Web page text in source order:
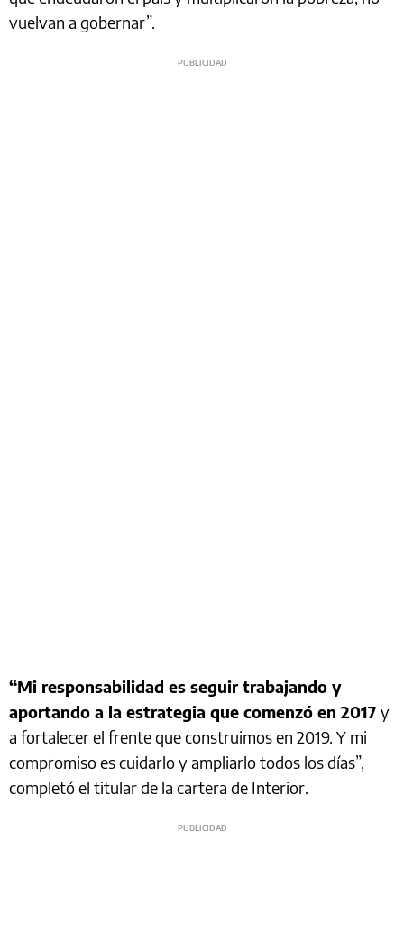
vuelvan a gobernar”.
“Mi responsabilidad es seguir trabajando y
aportando a la estrategia que comenzó en 2017 y
a fortalecer el frente que construimos en 2019. Y mi
compromiso es cuidarlo y ampliarlo todos los días”,
completó el titular de la cartera de Interior.